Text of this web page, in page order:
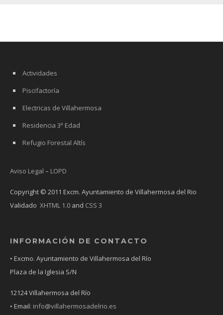
Actividades
Piscifactoría
Electricas de Villahermosa
Residencia 3ª Edad
Refugio Forestal Altís
Aviso Legal – LOPD
Copyright © 2011 Excm. Ayuntamiento de Villahermosa del Rio
Validado XHTML 1.0 and CSS 3
INFORMACIÓN DE CONTACTO
• Excmo. Ayuntamiento de Villahermosa del Río
Plaza de la Iglesia S/N
12124 Villahermosa del Río
• Email: info@villahermosadelrio.es